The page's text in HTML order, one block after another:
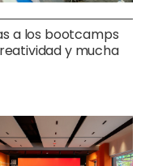
a los bootcamps
y mucha